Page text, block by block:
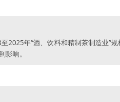
2025年“酒、饮料和精制茶制造业”
影响。